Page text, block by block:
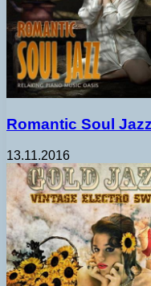
Romantic Soul
13.11.2016